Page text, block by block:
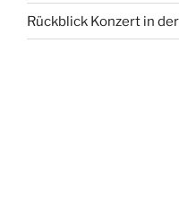
Rückblick Konzert in